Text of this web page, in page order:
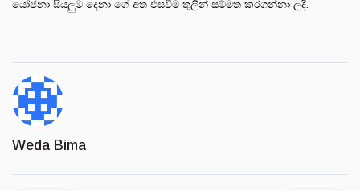
යෝජනා සියලුම දෙනා ගේ අත එසවීම තුලින් සම්මත කරගන්නා ලදී.
Weda Bima